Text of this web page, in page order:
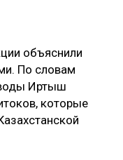
объяснили
По словам
Иртыш
которые